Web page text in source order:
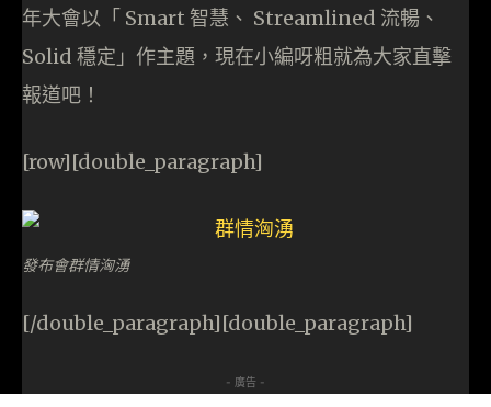
年大會以「 Smart 智慧、 Streamlined 流暢、
Solid 穩定」作主題，現在小編呀粗就為大家直擊
報道吧！
[row][double_paragraph]
發布會群情洶湧
[/double_paragraph][double_paragraph]
- 廣告 -